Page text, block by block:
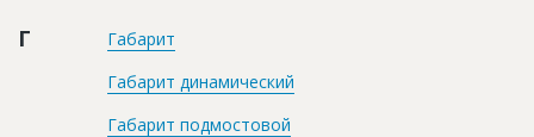
Г
Габарит
Габарит динамический
Габарит подмостовой